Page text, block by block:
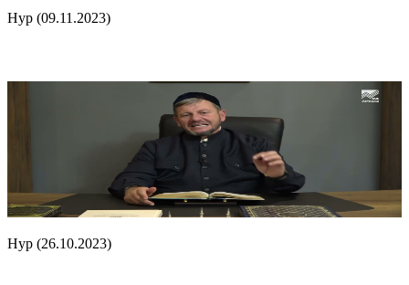
Нур (09.11.2023)
Нур (26.10.2023)